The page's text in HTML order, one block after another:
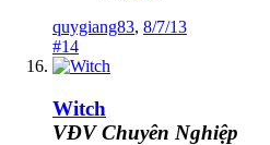
quygiang83, 8/7/13
#14
Witch
VĐV Chuyên Nghiệp